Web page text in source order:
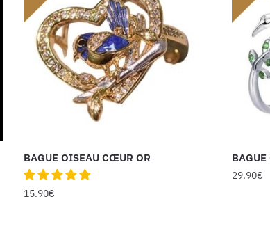
BAGUE OISEAU CŒUR OR
15.90€
29.90€